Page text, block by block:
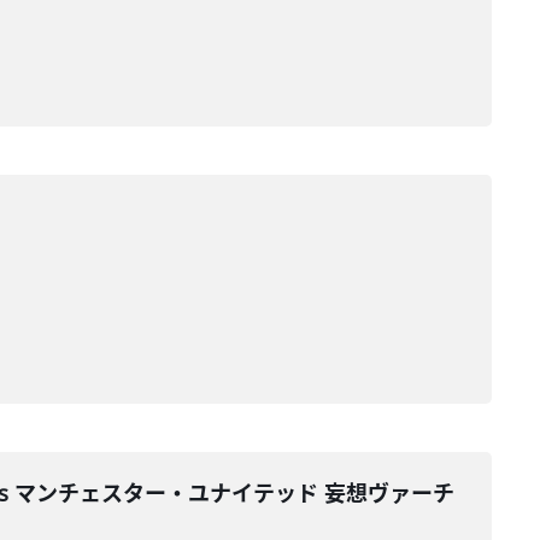
ンチェスター・ユナイテッド 妄想ヴァーチ